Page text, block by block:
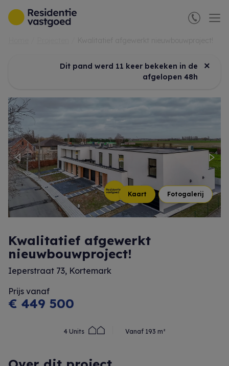
Menu overslaan en naar de inhoud gaan
Dit pand werd 11 keer bekeken in de
afgelopen 48h
×
Previous
Fotogalerij
Kaart
Kwalitatief afgewerkt
nieuwbouwproject!
Ieperstraat 73, Kortemark
Prijs vanaf
€ 449 500
4 Units Vanaf 193 m²